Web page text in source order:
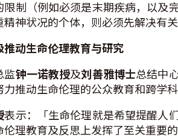
限制（例如必须是末期疾病，以及
精神状况的个体，则必须先解决有
推动生命伦理教育与研究
监钟一诺教授及刘善雅博士总结中
推动生命伦理的公众教育和跨学科
表示：「生命伦理就是希望提醒人
伦理教育及反思上发挥了至关重要